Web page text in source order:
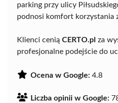
parking przy ulicy
podnosi komfort korzystania
Klienci cenią CERTO.pl za
profesjonalne podejście do
Ocena w Google: 4.8
Liczba opinii w Google: